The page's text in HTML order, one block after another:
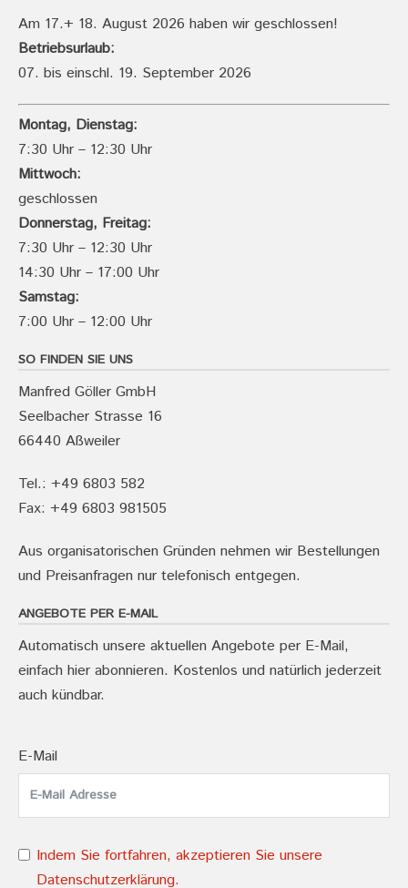
Am 17.+ 18. August 2026 haben wir geschlossen!
Betriebsurlaub:
07. bis einschl. 19. September 2026
Montag, Dienstag:
7:30 Uhr – 12:30 Uhr
Mittwoch:
geschlossen
Donnerstag, Freitag:
7:30 Uhr – 12:30 Uhr
14:30 Uhr – 17:00 Uhr
Samstag:
7:00 Uhr – 12:00 Uhr
SO FINDEN SIE UNS
Manfred Göller GmbH
Seelbacher Strasse 16
66440 Aßweiler
Tel.: +49 6803 582
Fax: +49 6803 981505
Aus organisatorischen Gründen nehmen wir Bestellungen
und Preisanfragen nur telefonisch entgegen.
ANGEBOTE PER E-MAIL
Automatisch unsere aktuellen Angebote per E-Mail,
einfach hier abonnieren. Kostenlos und natürlich jederzeit
auch kündbar.
E-Mail
Indem Sie fortfahren, akzeptieren Sie unsere
Datenschutzerklärung.